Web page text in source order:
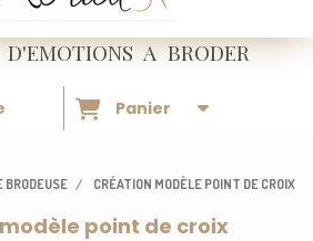
D'EMOTIONSA BRODER
Panier
BRODEUSE CRÉATION MODÈLE POINT DE CROIX
point de croix